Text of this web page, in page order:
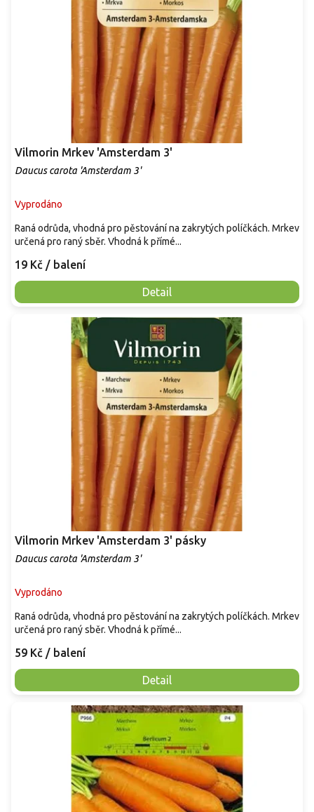
Vilmorin Mrkev 'Amsterdam 3'
Daucus carota 'Amsterdam 3'
Vyprodáno
19 Kč / balení
Detail
Raná odrůda, vhodná pro pěstování na zakrytých políčkách. Mrkev
určená pro raný sběr. Vhodná k přímé...
Vilmorin Mrkev 'Amsterdam 3' pásky
Daucus carota 'Amsterdam 3'
Vyprodáno
59 Kč / balení
Detail
Raná odrůda, vhodná pro pěstování na zakrytých políčkách. Mrkev
určená pro raný sběr. Vhodná k přímé...